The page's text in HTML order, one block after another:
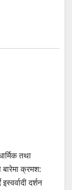
तथा
क्रमश:
दर्शन